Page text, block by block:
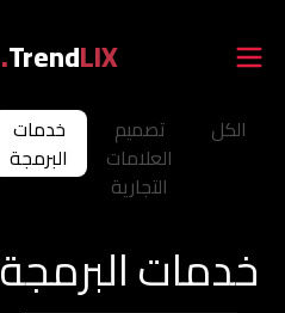
TrendLIX.
الكل
تصميم
العلامات
التجارية
خدمات
البرمجة
خدمات البرمجة